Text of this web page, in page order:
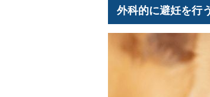
外科的に避妊を行